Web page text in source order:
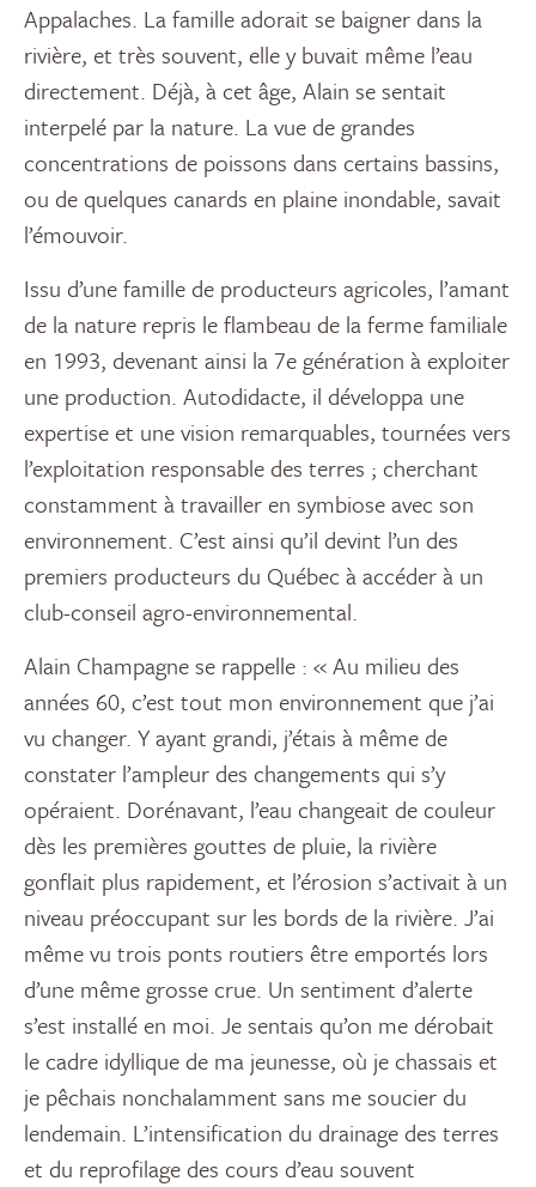
Appalaches. La famille adorait se baigner dans la
rivière, et très souvent, elle y buvait même l’eau
directement. Déjà, à cet âge, Alain se sentait
interpelé par la nature. La vue de grandes
concentrations de poissons dans certains bassins,
ou de quelques canards en plaine inondable, savait
l’émouvoir.
Issu d’une famille de producteurs agricoles, l’amant
de la nature repris le flambeau de la ferme familiale
en 1993, devenant ainsi la 7e génération à exploiter
une production. Autodidacte, il développa une
expertise et une vision remarquables, tournées vers
l’exploitation responsable des terres ; cherchant
constamment à travailler en symbiose avec son
environnement. C’est ainsi qu’il devint l’un des
premiers producteurs du Québec à accéder à un
club-conseil agro-environnemental.
Alain Champagne se rappelle : « Au milieu des
années 60, c’est tout mon environnement que j’ai
vu changer. Y ayant grandi, j’étais à même de
constater l’ampleur des changements qui s’y
opéraient. Dorénavant, l’eau changeait de couleur
dès les premières gouttes de pluie, la rivière
gonflait plus rapidement, et l’érosion s’activait à un
niveau préoccupant sur les bords de la rivière. J’ai
même vu trois ponts routiers être emportés lors
d’une même grosse crue. Un sentiment d’alerte
s’est installé en moi. Je sentais qu’on me dérobait
le cadre idyllique de ma jeunesse, où je chassais et
je pêchais nonchalamment sans me soucier du
lendemain. L’intensification du drainage des terres
et du reprofilage des cours d’eau souvent